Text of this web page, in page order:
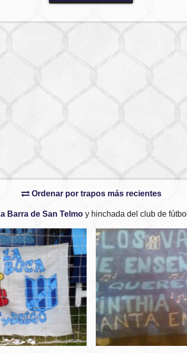
Ordenar por trapos más recientes
Barra de San Telmo y hinchada del club de fútbol